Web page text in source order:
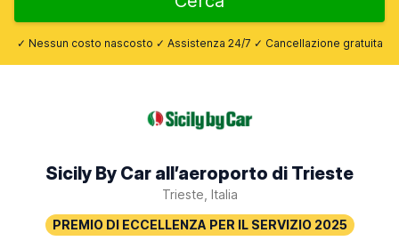
✓ Nessun costo nascosto ✓ Assistenza 24/7 ✓ Cancellazione gratuita
Sicily By Car all’aeroporto di Trieste
Trieste, Italia